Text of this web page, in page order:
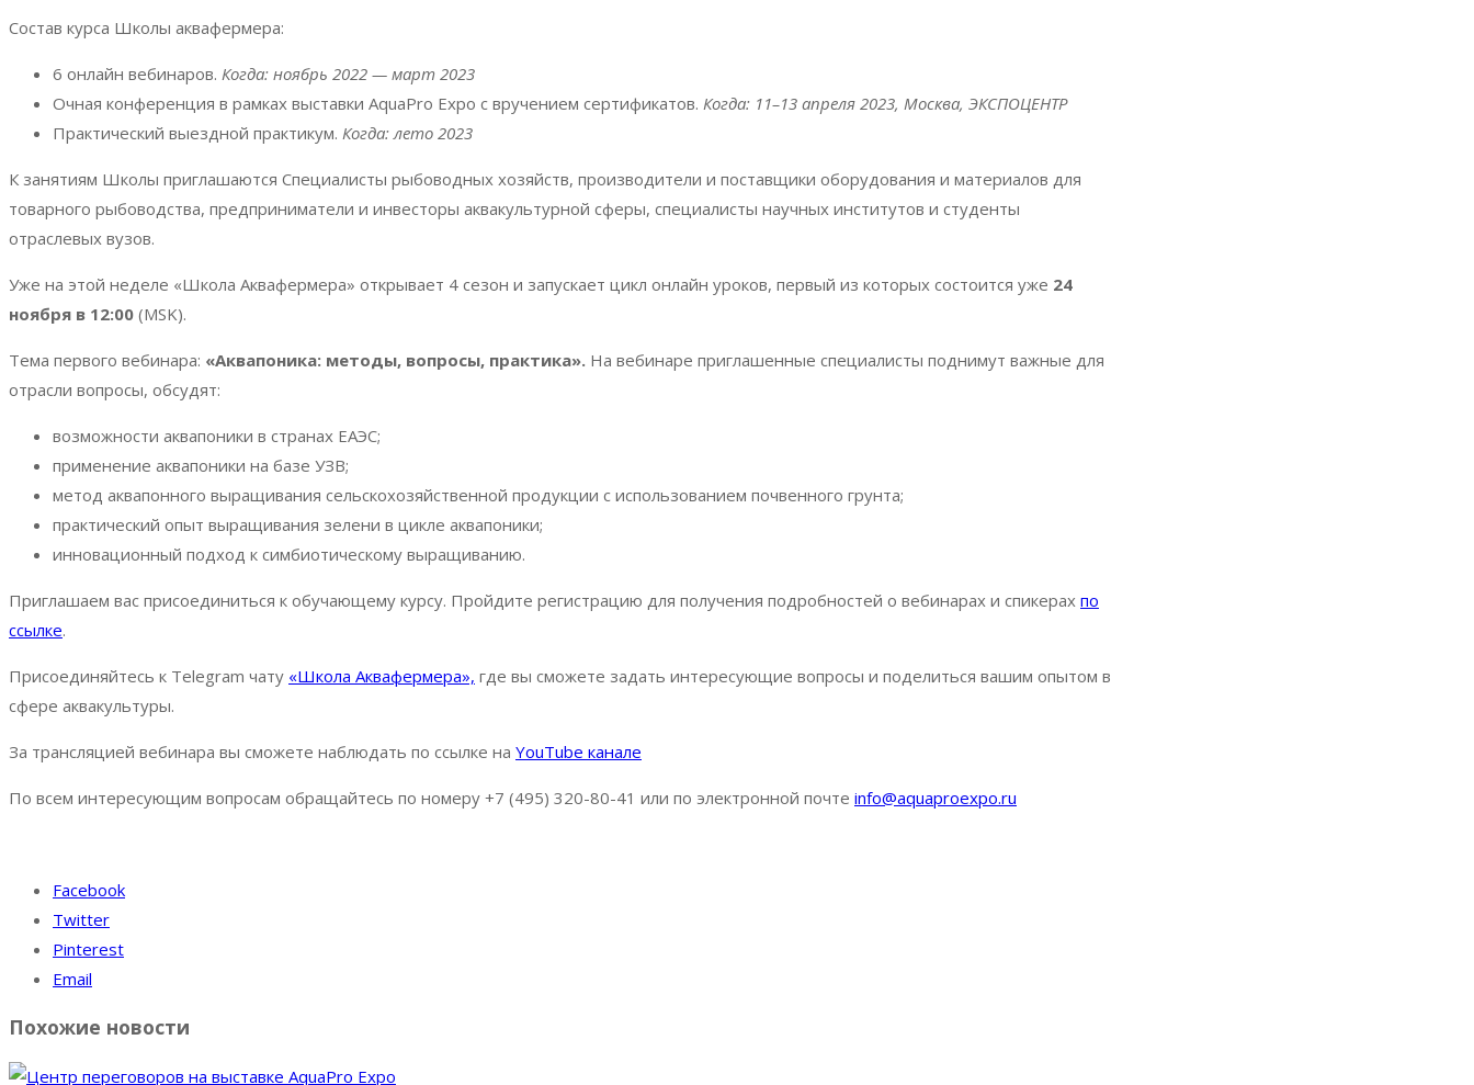
Состав курса Школы аквафермера:
6 онлайн вебинаров. Когда: ноябрь 2022 — март 2023
Очная конференция в рамках выставки AquaPro Expo c вручением сертификатов. Когда: 11–13 апреля 2023, Москва, ЭКСПОЦЕНТР
Практический выездной практикум. Когда: лето 2023
К занятиям Школы приглашаются Специалисты рыбоводных хозяйств, производители и поставщики оборудования и материалов для
товарного рыбоводства, предприниматели и инвесторы аквакультурной сферы, специалисты научных институтов и студенты
отраслевых вузов.
Уже на этой неделе «Школа Аквафермера» открывает 4 сезон и запускает цикл онлайн уроков, первый из которых состоится уже 24
ноября в 12:00 (MSK).
Тема первого вебинара: «Аквапоника: методы, вопросы, практика». На вебинаре приглашенные специалисты поднимут важные для
отрасли вопросы, обсудят:
возможности аквапоники в странах ЕАЭС;
применение аквапоники на базе УЗВ;
метод аквапонного выращивания сельскохозяйственной продукции с использованием почвенного грунта;
практический опыт выращивания зелени в цикле аквапоники;
инновационный подход к симбиотическому выращиванию.
Приглашаем вас присоединиться к обучающему курсу. Пройдите регистрацию для получения подробностей о вебинарах и спикерах по
ссылке.
Присоединяйтесь к Telegram чату «Школа Аквафермера», где вы сможете задать интересующие вопросы и поделиться вашим опытом в
сфере аквакультуры.
За трансляцией вебинара вы сможете наблюдать по ссылке на YouTube канале
По всем интересующим вопросам обращайтесь по номеру +7 (495) 320-80-41 или по электронной почте info@aquaproexpo.ru
Facebook
Twitter
Pinterest
Email
Похожие новости